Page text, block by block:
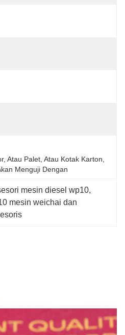
Atau Palet, Atau Kotak Karton,
Menguji Dengan
mesin diesel wp10,
mesin weichai dan